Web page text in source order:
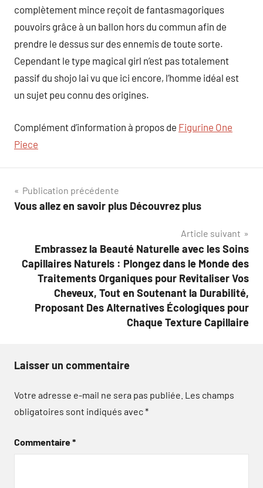
complètement mince reçoit de fantasmagoriques
pouvoirs grâce à un ballon hors du commun afin de
prendre le dessus sur des ennemis de toute sorte.
Cependant le type magical girl n’est pas totalement
passif du shojo lai vu que ici encore, l’homme idéal est
un sujet peu connu des origines.
Complément d’information à propos de Figurine One
Piece
Navigation
de
Publication précédente
Vous allez en savoir plus Découvrez plus
Article suivant
Embrassez la Beauté Naturelle avec les Soins
Capillaires Naturels : Plongez dans le Monde des
Traitements Organiques pour Revitaliser Vos
Cheveux, Tout en Soutenant la Durabilité,
Proposant Des Alternatives Écologiques pour
Chaque Texture Capillaire
Laisser un commentaire
Votre adresse e-mail ne sera pas publiée. Les champs
obligatoires sont indiqués avec*
Commentaire*